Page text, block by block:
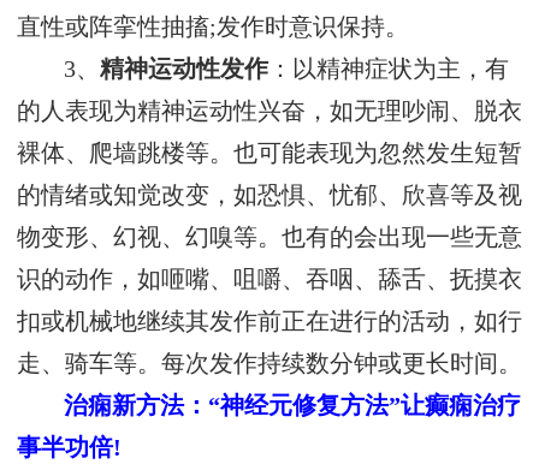
直性或阵挛性抽搐;发作时意识保持。
3、精神运动性发作：以精神症状为主，有
的人表现为精神运动性兴奋，如无理吵闹、脱衣
裸体、爬墙跳楼等。也可能表现为忽然发生短暂
的情绪或知觉改变，如恐惧、忧郁、欣喜等及视
物变形、幻视、幻嗅等。也有的会出现一些无意
识的动作，如咂嘴、咀嚼、吞咽、舔舌、抚摸衣
扣或机械地继续其发作前正在进行的活动，如行
走、骑车等。每次发作持续数分钟或更长时间。
治痫新方法：“神经元修复方法”让癫痫治疗
事半功倍!